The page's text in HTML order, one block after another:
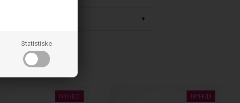
Statistiske
NYHED NYHED